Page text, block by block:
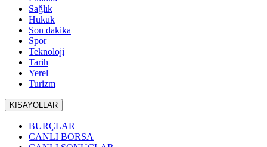
Sağlık
Hukuk
Son dakika
Spor
Teknoloji
Tarih
Yerel
Turizm
KISAYOLLAR
BURÇLAR
CANLI BORSA